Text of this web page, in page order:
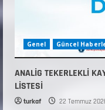
Genel Güncel
ANALİG TEKERLEKLİ
LİSTESİ
turkaf 22 Temmuz